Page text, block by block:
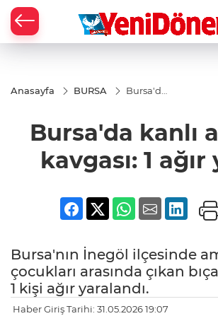
Anasayfa BURSA
Bursa'da
kavgası:
1 ağır
Bursa'da kanlı
kavgası: 1 ağır
Bursa'nın İnegöl ilçesinde
çocukları arasında çıkan
1 kişi ağır yaralandı.
Haber Giriş Tarihi: 31.05.2026 19:07